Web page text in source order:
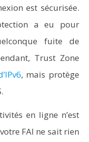
est sécurisée.
a eu pour
fuite de
Trust Zone
, mais protège
en ligne n’est
FAI ne sait rien